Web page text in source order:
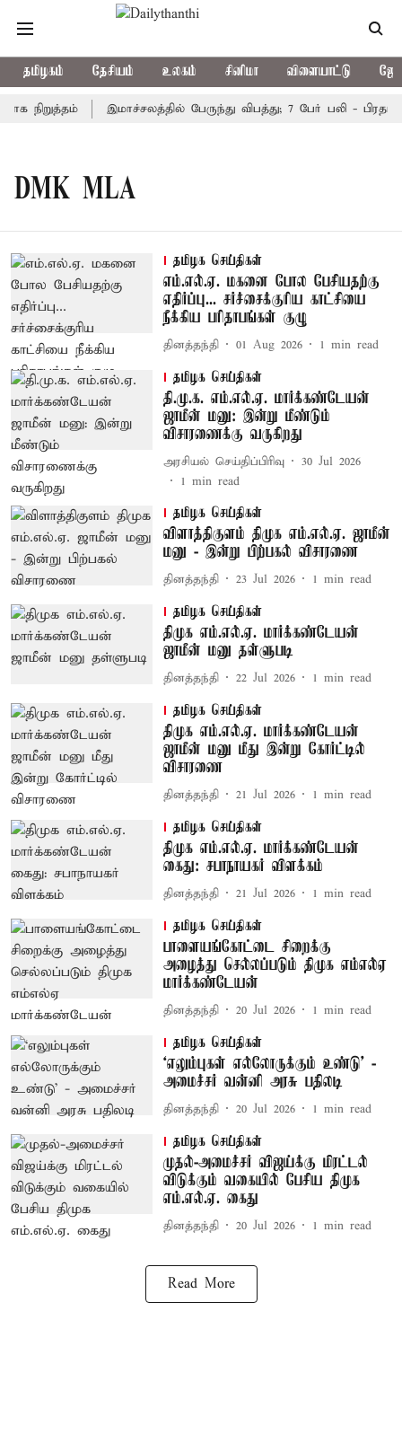
தமிழகம் தேசியம் உலகம் சினிமா விளையாட்டு
நிறுத்தம் இமாச்சலத்தில் பேருந்து விபத்து; 7 பேர் பலி -
DMK MLA
தமிழக செய்திகள்
எம்.எல்.ஏ. மகனை போல பேசியதற்கு
எதிர்ப்பு... சர்ச்சைக்குரிய காட்சியை
நீக்கிய பரிதாபங்கள் குழு
தினத்தந்தி 01 Aug 2026 1 min read
தமிழக செய்திகள்
தி.மு.க. எம்.எல்.ஏ. மார்க்கண்டேயன்
ஜாமீன் மனு: இன்று மீண்டும்
விசாரணைக்கு வருகிறது
அரசியல் செய்திப்பிரிவு
30 Jul 2026
1 min read
தமிழக செய்திகள்
விளாத்திகுளம் திமுக எம்.எல்.ஏ. ஜாமீன்
மனு - இன்று பிற்பகல் விசாரணை
தினத்தந்தி 23 Jul 2026 1 min read
தமிழக செய்திகள்
திமுக எம்.எல்.ஏ. மார்க்கண்டேயன்
ஜாமீன் மனு தள்ளுபடி
தினத்தந்தி 22 Jul 2026 1 min read
தமிழக செய்திகள்
திமுக எம்.எல்.ஏ. மார்க்கண்டேயன்
ஜாமீன் மனு மீது இன்று கோர்ட்டில்
விசாரணை
தினத்தந்தி 21 Jul 2026 1 min read
தமிழக செய்திகள்
திமுக எம்.எல்.ஏ. மார்க்கண்டேயன்
கைது: சபாநாயகர் விளக்கம்
தினத்தந்தி 21 Jul 2026 1 min read
தமிழக செய்திகள்
பாளையங்கோட்டை சிறைக்கு
அழைத்து செல்லப்படும் திமுக எம்எல்ஏ
மார்க்கண்டேயன்
தினத்தந்தி 20 Jul 2026 1 min read
தமிழக செய்திகள்
‘எலும்புகள் எல்லோருக்கும் உண்டு’ -
அமைச்சர் வன்னி அரசு பதிலடி
தினத்தந்தி 20 Jul 2026 1 min read
தமிழக செய்திகள்
முதல்-அமைச்சர் விஜய்க்கு மிரட்டல்
விடுக்கும் வகையில் பேசிய திமுக
எம்.எல்.ஏ. கைது
தினத்தந்தி 20 Jul 2026 1 min read
Read More